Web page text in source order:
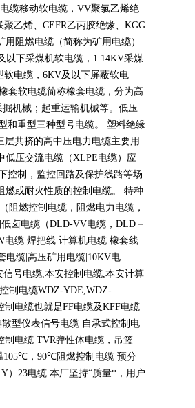
缆移动软电缆， VV聚氯乙烯绝
聚乙烯、 CEFR乙丙胶绝缘、 KGG
阻燃电缆（简称为矿用电缆）
以下采煤机软电缆， 1.14KV采煤
电缆， 6KV及以下屏蔽软电
套软电缆简称橡套电缆，分为高
机械；起重运输机械等。低压
和重型三种型号电缆。 塑料绝缘
共挤的高中压电力电缆主要用
低压交流电缆（XLPE电缆）应
控制，监控回路及保护线路等场
燃或耐火性质的控制电缆。 特种
阻燃控制电缆，阻燃电力电缆，
卤电缆（DLD-VV电缆， DLD －
电缆 焊把线 计算机电缆 橡套线
电缆 高压矿用电缆 |10KV电
信号电缆,本安控制电缆,本安计算
制电缆WDZ-YDE,WDZ-
制电缆也就是FF电缆及KFF电缆
散型仪表信号电缆 自承式控制电
制电缆 TVR弹性体电缆，吊篮
105℃ ，90℃阻燃控制电缆 预分
Y） 23电缆 本厂坚持“质量*，用户